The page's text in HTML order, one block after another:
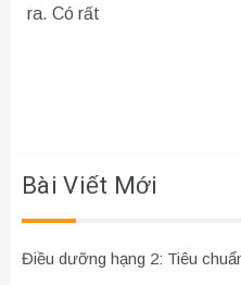
ra. Có rất
Bài Viết Mới
Điều dưỡng hạng 2: Tiêu